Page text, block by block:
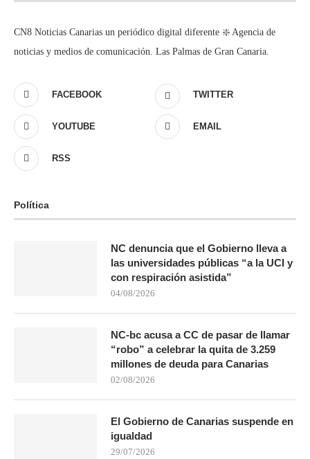
CN8 Noticias Canarias un periódico digital diferente ❇️ Agencia de
noticias y medios de comunicación. Las Palmas de Gran Canaria.
FACEBOOK TWITTER
YOUTUBE EMAIL
RSS
Política
NC denuncia que el Gobierno lleva a
las universidades públicas “a la UCI y
con respiración asistida”
04/08/2026
NC-bc acusa a CC de pasar de llamar
“robo” a celebrar la quita de 3.259
millones de deuda para Canarias
02/08/2026
El Gobierno de Canarias suspende en
igualdad
29/07/2026